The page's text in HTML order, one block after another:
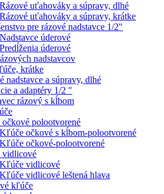
Rázové uťahováky a súpravy, dlhé
Rázové uťahováky a súpravy, krátke
pre rázové nadstavce 1/2"
Nadstavce úderové
Predĺženia úderové
nadstavcov
krátke
nadstavce a súpravy, dlhé
a adaptéry 1/2 "
rázový s kĺbom
polootvorené
Kľúče očkové s kĺbom-polootvorené
Kľúče očkové-polootvorené
Kľúče vidlicové
Kľúče vidlicové leštená hlava
kľúče